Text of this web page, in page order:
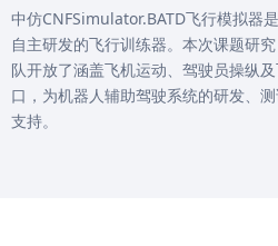
课题研究
中仿CNFSimulator.BATD飞行模拟器
自主研发的飞行训练器。本次课题研
队开放了涵盖飞机运动、驾驶员操纵
口，为机器人辅助驾驶系统的研发、
支持。